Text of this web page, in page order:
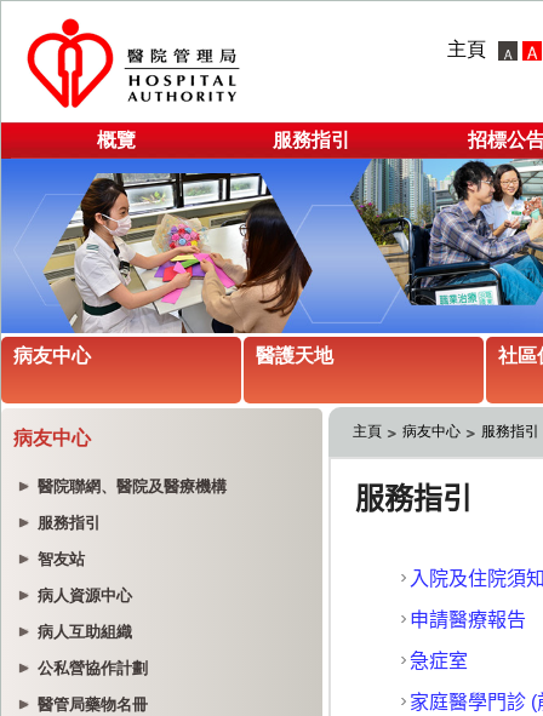
主頁
概覽 服務指引 招標公
病友中心 醫護天地 社區
病友中心
醫院聯網、醫院及醫療機構
服務指引
智友站
病人資源中心
病人互助組織
公私營協作計劃
醫管局藥物名冊
主頁 病友中心 服務指引